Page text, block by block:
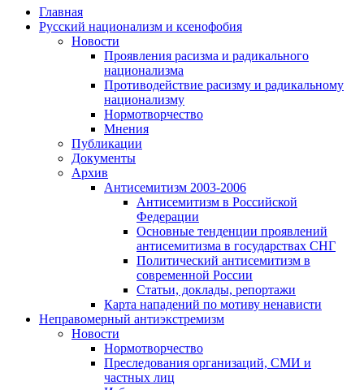
Главная
Русский национализм и ксенофобия
Новости
Проявления расизма и радикального
национализма
Противодействие расизму и радикальному
национализму
Нормотворчество
Мнения
Публикации
Документы
Архив
Антисемитизм 2003-2006
Антисемитизм в Российской
Федерации
Основные тенденции проявлений
антисемитизма в государствах СНГ
Политический антисемитизм в
современной России
Статьи, доклады, репортажи
Карта нападений по мотиву ненависти
Неправомерный антиэкстремизм
Новости
Нормотворчество
Преследования организаций, СМИ и
частных лиц